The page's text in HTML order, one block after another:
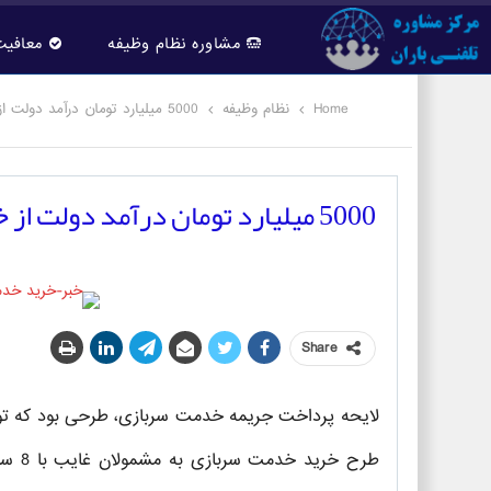
مشاوره نظام وظیفه
Home نظام وظیفه 5000 میلیارد تومان درآمد دولت از خرید سربازی
5000 میلیارد تومان درآمد دولت از خرید سربازی
Share
لایحه پرداخت جریمه خدمت سربازی، طرحی بود